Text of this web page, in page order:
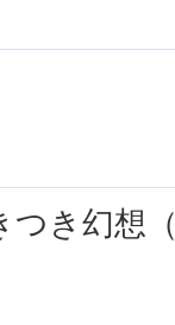
つき幻想